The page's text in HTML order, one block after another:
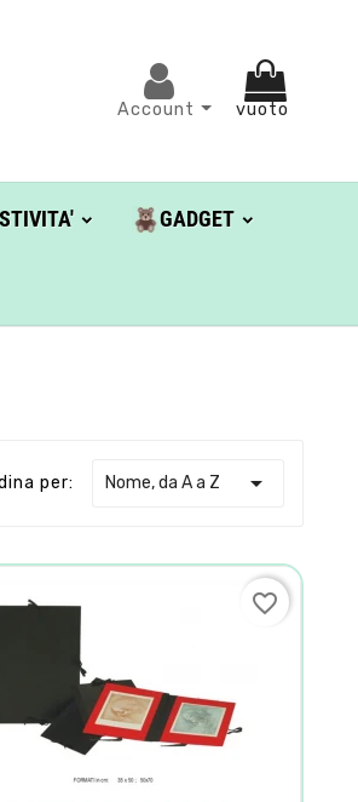
Account vuoto
GADGET
per: Nome, da A a Z 
favorite_border